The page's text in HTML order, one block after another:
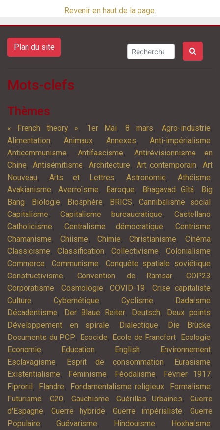
Revenir en haut de la page.
Plan du site
Mots-clefs
Thèmes
« French theory », 1er Mai,8 mars, Agro-industrie,
Alimentation, Animaux,Annexes,Anti-impérialisme,
Anticommunisme, Antifascisme, Antirévisionnisme en
Chine, Antisémitisme,Architecture, Art contemporain,Art
Nouveau,Arts et Lettres, Astronomie,Athéisme,
Avakianisme,Averroïsme, Baroque, Bhagavad Gîtâ,
Big
Bang, Biologie, Biosphère, BRICS,Cannibalisme social ,
Capitalisme,Capitalisme bureaucratique,Castellano,
Catholicisme,Centralisme démocratique,Centrisme,
Chamanisme, Chiisme, Chimie,Christianisme, Cinéma,
Classicisme, Classification, Collectivisme, Colonialisme,
Commerce, Communisme, Conquête spatiale soviétique,
Constructivisme, Convention de Ramsar, COP23 ,
Corporatisme, Cosmologie, COVID-19, Crise capitaliste,
Culture, Cybernétique, Cyclisme, Dadaïsme,
Décadentisme, Der Blaue Reiter, Deutsch, Deux points,
Développement en spirale, Dialectique, Die Brücke,
Documents du PCP, Ecocide, Ecole de Francfort, Ecologie,
Economie, Education, English, Environnement,
Esclavagisme, Esprit de consommation, Eurasisme,
Existentialisme, Féminisme, Féodalisme, Février 1917,
Fipronil , Flandre, Fondamentalisme religieux, Formalisme,
Futurisme, G20, Gauchisme,Guérillas Urbaines,Guerre
d'Espagne,Guerre hybride,Guerre impérialiste,Guerre
Populaire,Guévarisme, Hindouisme, Hoxhaïsme,